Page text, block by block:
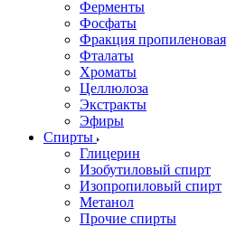
Ферменты
Фосфаты
Фракция пропиленовая
Фталаты
Хроматы
Целлюлоза
Экстракты
Эфиры
Спирты
Глицерин
Изобутиловый спирт
Изопропиловый спирт
Метанол
Прочие спирты